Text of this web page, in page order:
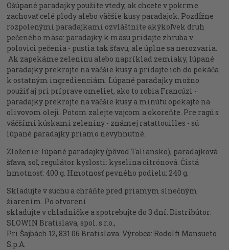
Ošúpané paradajky použite vtedy, ak chcete v pokrme
zachovať celé plody alebo väčšie kusy paradajok. Pozdĺžne
rozpolenými paradajkami ozvláštnite akýkoľvek druh
pečeného mäsa: paradajky k mäsu pridajte zhruba v
polovici pečenia - pustia tak šťavu, ale úplne sa nerozvaria.
Ak zapekáme zeleninu alebo napríklad zemiaky, lúpané
paradajky prekrojte na väčšie kusy a pridajte ich do pekáča
k ostatným ingredienciám. Lúpané paradajky možno
použiť aj pri príprave omeliet, ako to robia Francúzi -
paradajky prekrojte na väčšie kusy a minútu opekajte na
olivovom oleji. Potom zalejte vajcom a okoreňte. Pre ragú s
väčšími kúskami zeleniny - známej ratattouilles - sú
lúpané paradajky priamo nevyhnutné.
Zloženie: lúpané paradajky (pôvod Taliansko), paradajková
šťava, soľ, regulátor kyslosti: kyselina citrónová. Čistá
hmotnosť: 400 g. Hmotnosť pevného podielu: 240 g.
Skladujte v suchu a chráňte pred priamym slnečným
žiarením. Po otvorení
skladujte v chladničke a spotrebujte do 3 dní. Distribútor:
SLOWIN Bratislava, spol. s r.o.,
Pri Šajbách 12, 831 06 Bratislava. Výrobca: Rodolfi Mansueto
S.p.A.